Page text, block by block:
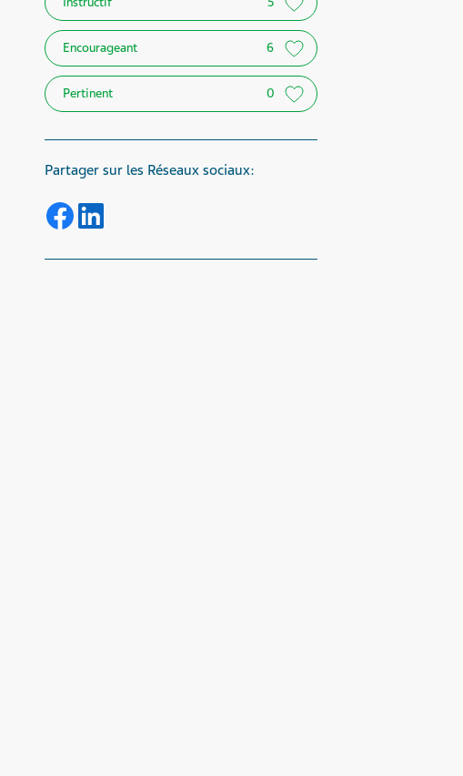
Encourageant 6
Pertinent 0
Partager sur les Réseaux sociaux:
Share on Facebook